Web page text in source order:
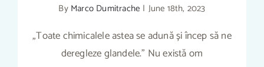
EXPERȚI PLĂTIȚI SĂ INFLUENȚEZE
CONSUMUL – FABIUS ANTAL – iTHINK
By Marco Dumitrache | June 18th, 2023
„Toate chimicalele astea se adună și încep să ne
deregleze glandele.” Nu există om